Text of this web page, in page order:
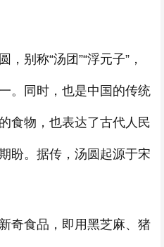
别称“汤团”“浮元子”，
。同时，也是中国的传统
食物，也表达了古代人民
盼。据传，汤圆起源于宋
奇食品，即用黑芝麻、猪